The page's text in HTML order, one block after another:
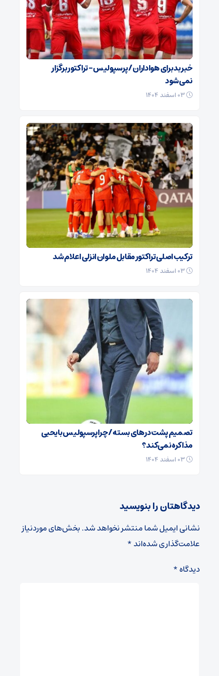
خبر بد برای هواداران / پرسپولیس – تراکتور برگزار
نمی‌شود
ترکیب اصلی تراکتور مقابل ملوان انزلی اعلام شد
تصمیم پشت در‌های بسته / چرا پرسپولیس با یحیی
مذاکره نمی‌کند؟
دیدگاهتان را بنویسید
نشانی ایمیل شما منتشر نخواهد شد.بخش‌های موردنیاز
علامت‌گذاری شده‌اند*
دیدگاه*